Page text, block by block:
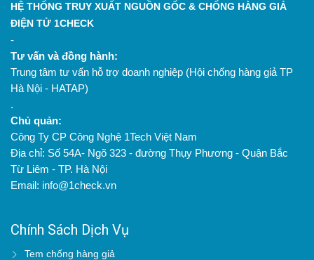
HỆ THỐNG TRUY XUẤT NGUỒN GỐC & CHỐNG HÀNG GIẢ
ĐIỆN TỬ 1CHECK
-
Tư vấn và đồng hành:
Trung tâm tư vấn hỗ trợ doanh nghiệp (Hội chống hàng giả TP
Hà Nội - HATAP)
.
Chủ quản:
Công Ty CP Công Nghệ 1Tech Việt Nam
Địa chỉ: Số 54A- Ngõ 323 - đường Thụy Phương - Quận Bắc
Từ Liêm - TP. Hà Nội
Email: info@1check.vn
Chính Sách Dịch Vụ
Tem chống hàng giả